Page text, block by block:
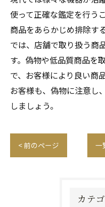
使って正確な鑑定を行う
商品をあらかじめ排除す
では、店舗で取り扱う商
す。偽物や低品質商品を
で、お客様により良い商
お客様も、偽物に注意し
しましょう。
< 前のページ 一
カテ